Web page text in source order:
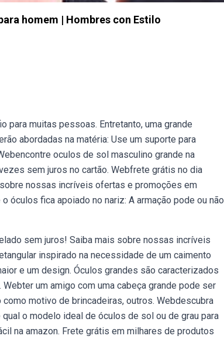
homem | Hombres con Estilo
muitas pessoas. Entretanto, uma grande
abordadas na matéria: Use um suporte para
oculos de sol masculino grande na
sem juros no cartão. Webfrete grátis no dia
nossas incríveis ofertas e promoções em
óculos fica apoiado no nariz: A armação pode ou não
sem juros! Saiba mais sobre nossas incríveis
inspirado na necessidade de um caimento
e um design. Óculos grandes são caracterizados
um amigo com uma cabeça grande pode ser
motivo de brincadeiras, outros. Webdescubra
o modelo ideal de óculos de sol ou de grau para
na amazon. Frete grátis em milhares de produtos